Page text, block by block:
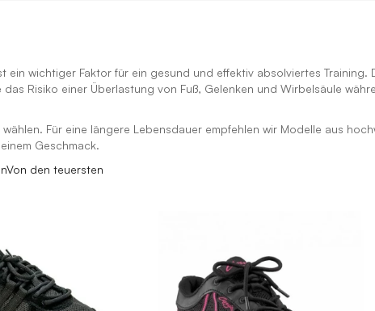
ein wichtiger Faktor für ein gesund und effektiv absolviertes Training.
Risiko einer Überlastung von Fuß, Gelenken und Wirbelsäule
Für eine längere Lebensdauer empfehlen wir Modelle aus
Geschmack.
Von den teuersten